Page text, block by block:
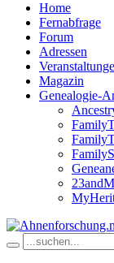
Home
Fernabfrage
Forum
Adressen
Magazin
Genealogie-